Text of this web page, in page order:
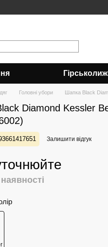
Головні убори Шапка Black
Diamond Kessler
Залишити відгук